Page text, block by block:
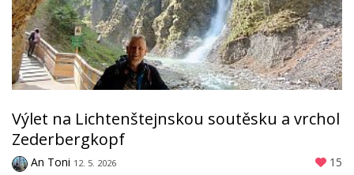
Výlet na Lichtenštejnskou soutěsku a vrchol
Zederbergkopf
An Toni 12. 5. 2026
15